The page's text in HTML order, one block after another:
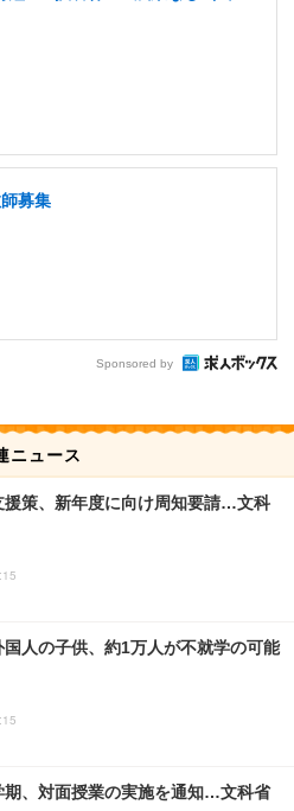
募集
Sponsored by
ニュース
援策、新年度に向け周知要請…文科
国人の子供、約1万人が不就学の可能
期、対面授業の実施を通知…文科省